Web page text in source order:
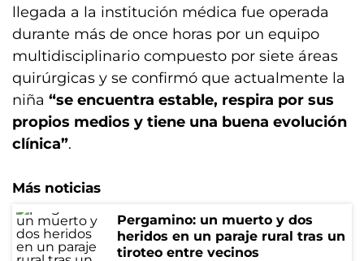
llegada a la institución médica fue operada
durante más de once horas por un equipo
multidisciplinario compuesto por siete áreas
quirúrgicas y se confirmó que actualmente la
niña “se encuentra estable, respira por sus
propios medios y tiene una buena evolución
clínica”.
Más noticias
Pergamino: un muerto y dos
heridos en un paraje rural tras un
tiroteo entre vecinos